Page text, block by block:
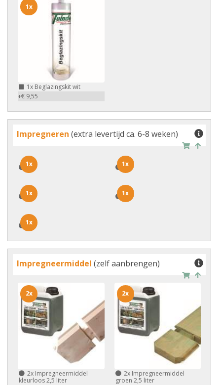
1x Beglazingskit wit
+€ 9,55
1x
Impregneren (extra levertijd ca. 6-8 weken)
1x
1x 1x
1x
1x
1x 1x
1x
1x
1x
Impregneermiddel (zelf aanbrengen)
2x Impregneermiddel
kleurloos 2,5 liter
2x
2xImpregneermiddel
groen 2,5 liter
2x